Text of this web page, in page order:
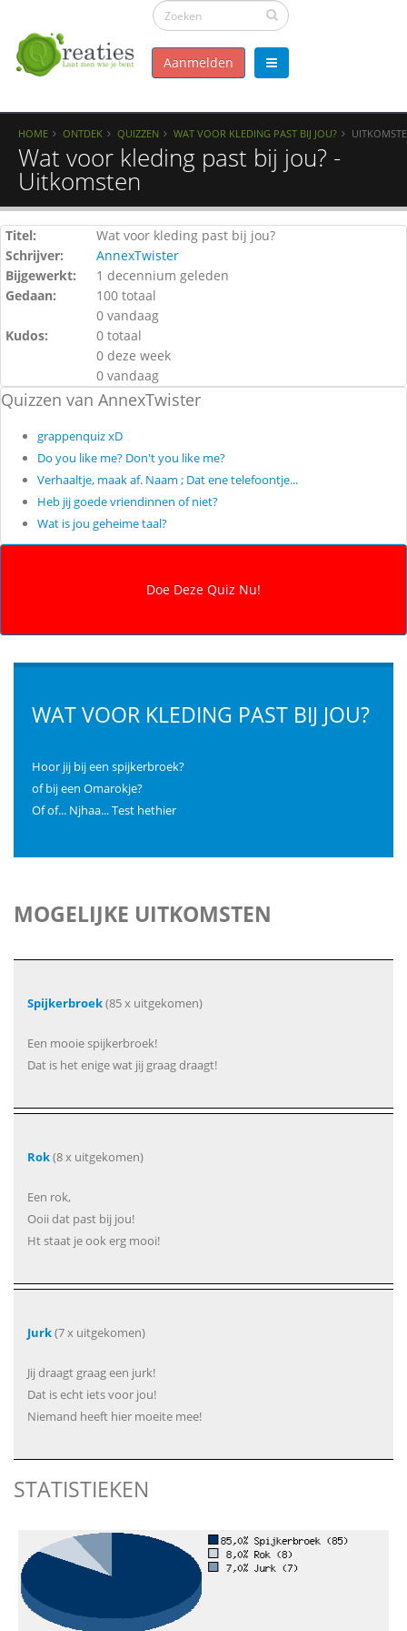
Aanmelden
HOME ONTDEK QUIZZEN WAT VOOR KLEDING PAST BIJ JOU?
Wat voor kleding past bij jou? -
Uitkomsten
Titel:
Wat voor kleding past bij jou?
Schrijver:
AnnexTwister
Bijgewerkt:
1 decennium geleden
Gedaan:
100 totaal
0 vandaag
Kudos:
0 totaal
0 deze week
0 vandaag
Quizzen van AnnexTwister
grappenquiz xD
Do you like me? Don't you like me?
Verhaaltje, maak af. Naam ; Dat ene telefoontje...
Heb jij goede vriendinnen of niet?
Wat is jou geheime taal?
WAT VOOR KLEDING PAST BIJ JOU?
Hoor jij bij een spijkerbroek?
of bij een Omarokje?
Of of... Njhaa... Test hethier
MOGELIJKE UITKOMSTEN
Spijkerbroek(85 x uitgekomen)
Een mooie spijkerbroek!
Dat is het enige wat jij graag draagt!
Rok(8 x uitgekomen)
Een rok,
Ooii dat past bij jou!
Ht staat je ook erg mooi!
Jurk(7 x uitgekomen)
Jij draagt graag een jurk!
Dat is echt iets voor jou!
Niemand heeft hier moeite mee!
STATISTIEKEN